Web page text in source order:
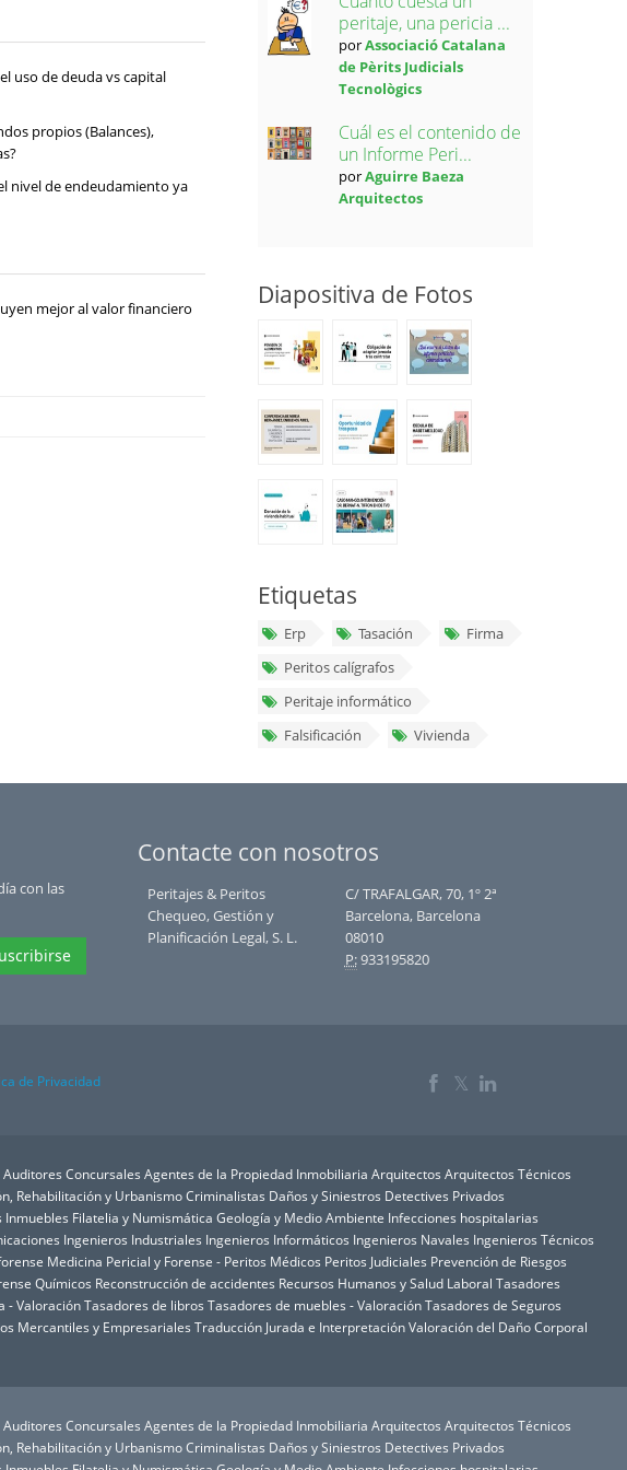
uso de deuda vs capital
propios (Balances),
nivel de endeudamiento ya
mejor al valor financiero
peritaje, una pericia ...
porAssociació Catalana
de Pèrits Judicials
Tecnològics
Cuál es el contenido de
un Informe Peri...
porAguirre Baeza
Arquitectos
Diapositiva de Fotos
Etiquetas
Erp Tasación
Firma
Peritos calígrafos
Peritaje informático
Falsificación
Vivienda
con las
Contacte con nosotros
Peritajes & Peritos
Chequeo, Gestión y
Planificación Legal, S. L.
C/ TRAFALGAR, 70, 1º 2ª
Barcelona, Barcelona
08010
P:933195820
de Privacidad 𝕏
Concursales Agentes de la Propiedad Inmobiliaria Arquitectos Arquitectos Técnicos
Rehabilitación y Urbanismo Criminalistas Daños y Siniestros Detectives Privados
Inmuebles Filatelia y Numismática Geología y Medio Ambiente Infecciones hospitalarias
Ingenieros Industriales Ingenieros Informáticos Ingenieros Navales Ingenieros Técnicos
Medicina Pericial y Forense - Peritos Médicos Peritos Judiciales Prevención de Riesgos
Químicos Reconstrucción de accidentes Recursos Humanos y Salud Laboral Tasadores
- Valoración Tasadores de libros Tasadores de muebles - Valoración Tasadores de Seguros
Mercantiles y Empresariales Traducción Jurada e Interpretación Valoración del Daño Corporal
Concursales Agentes de la Propiedad Inmobiliaria Arquitectos Arquitectos Técnicos
Rehabilitación y Urbanismo Criminalistas Daños y Siniestros Detectives Privados